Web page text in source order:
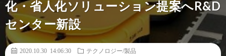
化・省人化ソリューション提案へR&D
センター新設
2020.10.30 14:06:30
テクノロジー/製品